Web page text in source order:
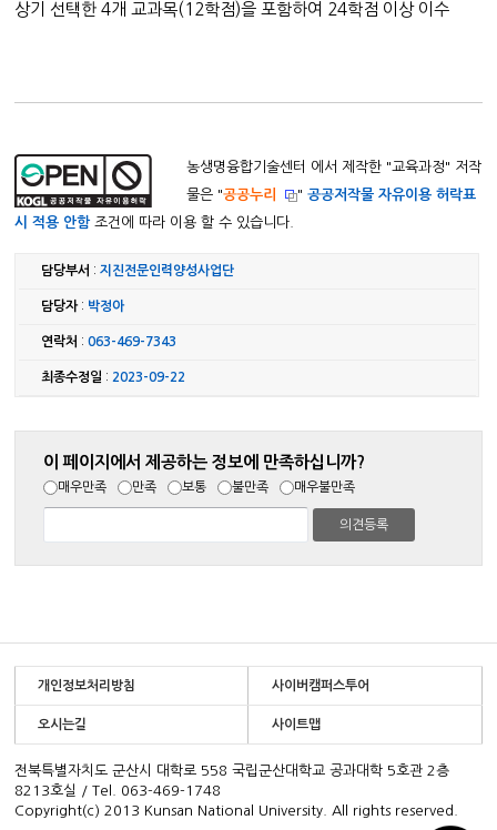
상기 선택한 4개 교과목(12학점)을 포함하여 24학점 이상 이수
농생명융합기술센터 에서 제작한 "교육과정" 저작
물은 "공공누리 "공공저작물 자유이용 허락표
시 적용 안함조건에 따라 이용 할 수 있습니다.
담당부서 :지진전문인력양성사업단
담당자: 박정아
연락처 :063-469-7343
최종수정일 : 2023-09-22
이 페이지에서 제공하는 정보에 만족하십니까?
매우만족 만족 보통 불만족 매우불만족
개인정보처리방침 사이버캠퍼스투어
오시는길 사이트맵
전북특별자치도 군산시 대학로 558 국립군산대학교 공과대학 5호관 2층
8213호실 / Tel. 063-469-1748
Copyright(c) 2013 Kunsan National University. All rights reserved.